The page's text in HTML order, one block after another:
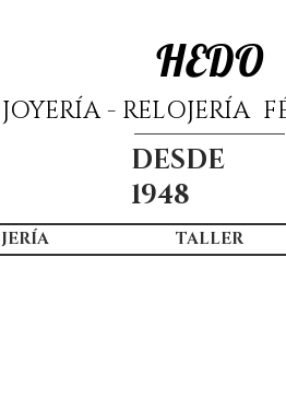
HEDO
JOYERÍA - RELOJERÍA
DESDE
1948
TALLER